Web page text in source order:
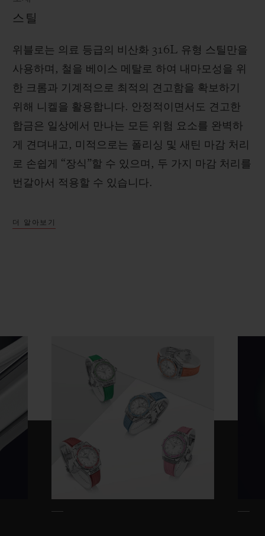
스틸
위블로는 의료 등급의 비산화 316L 유형 스틸만을
사용하며, 철을 베이스 메탈로 하여 내마모성을 위
한 크롬과 기계적으로 최적의 견고함을 확보하기
위해 니켈을 활용합니다. 안정적이면서도 견고한
합금은 일상에서 만나는 모든 위험 요소를 완벽하
게 견뎌내고, 미적으로는 폴리싱 및 새틴 마감 처리
로 손쉽게 “장식”할 수 있으며, 두 가지 마감 처리를
번갈아서 적용할 수 있습니다.
더 알아보기